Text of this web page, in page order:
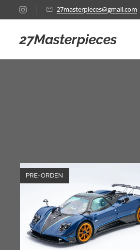
27masterpieces@gmail.com
27Masterpieces
PRE-ORDEN